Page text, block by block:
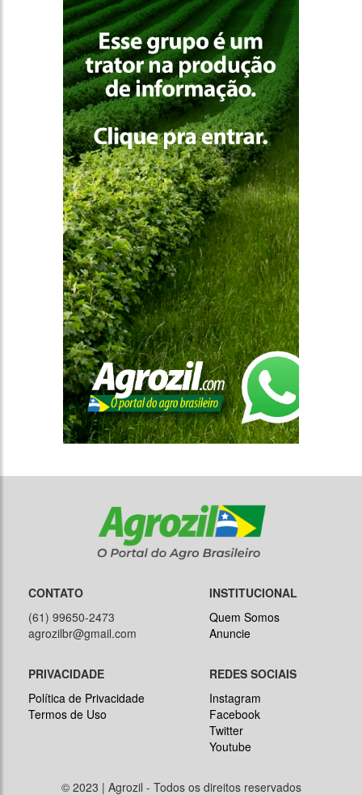
CONTATO
(61) 99650-2473
agrozilbr@gmail.com
INSTITUCIONAL
Quem Somos
Anuncie
PRIVACIDADE
Política de Privacidade
Termos de Uso
REDES SOCIAIS
Instagram
Facebook
Twitter
Youtube
© 2023 | Agrozil - Todos os direitos reservados